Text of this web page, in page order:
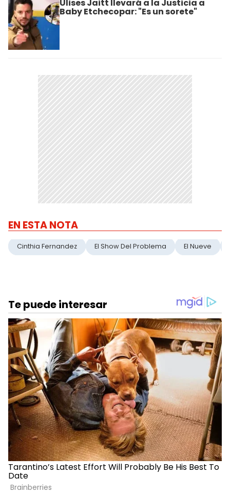
Ulises Jaitt llevará a la Justicia a
Baby Etchecopar: "Es un sorete"
EN ESTA NOTA
Cinthia Fernandez El Show Del Problema El Nueve